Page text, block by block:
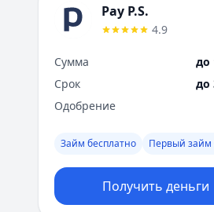
Pay P.S.
4.9
Сумма
до
Срок
до
Одобрение
Займ бесплатно Первый займ
Получить деньги